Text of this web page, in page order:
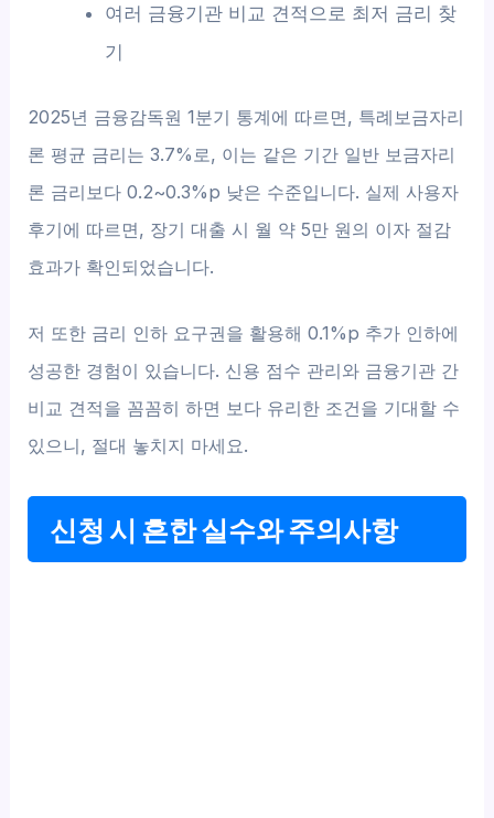
여러 금융기관 비교 견적으로 최저 금리 찾
기
2025년 금융감독원 1분기 통계에 따르면, 특례보금자리
론 평균 금리는 3.7%로, 이는 같은 기간 일반 보금자리
론 금리보다 0.2~0.3%p 낮은 수준입니다. 실제 사용자
후기에 따르면, 장기 대출 시 월 약 5만 원의 이자 절감
효과가 확인되었습니다.
저 또한 금리 인하 요구권을 활용해 0.1%p 추가 인하에
성공한 경험이 있습니다. 신용 점수 관리와 금융기관 간
비교 견적을 꼼꼼히 하면 보다 유리한 조건을 기대할 수
있으니, 절대 놓치지 마세요.
신청 시 흔한 실수와 주의사항